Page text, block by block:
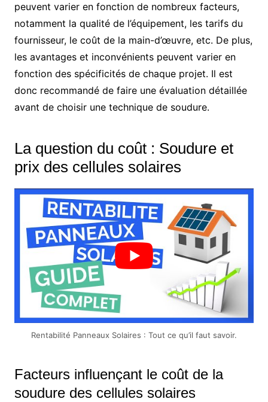
peuvent varier en fonction de nombreux facteurs,
notamment la qualité de l’équipement, les tarifs du
fournisseur, le coût de la main-d’œuvre, etc. De plus,
les avantages et inconvénients peuvent varier en
fonction des spécificités de chaque projet. Il est
donc recommandé de faire une évaluation détaillée
avant de choisir une technique de soudure.
La question du coût : Soudure et
prix des cellules solaires
Rentabilité Panneaux Solaires : Tout ce qu’il faut savoir.
Facteurs influençant le coût de la
soudure des cellules solaires